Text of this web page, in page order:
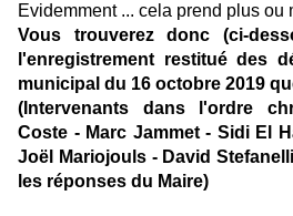
Evidemment ... cela prend plus ou
Vous trouverez donc (ci-
l'enregistrement restitué des
municipal du 16 octobre 2019
(Intervenants dans l'ordre
Coste - Marc Jammet - Sidi El
Joël Mariojouls - David
les réponses du Maire)